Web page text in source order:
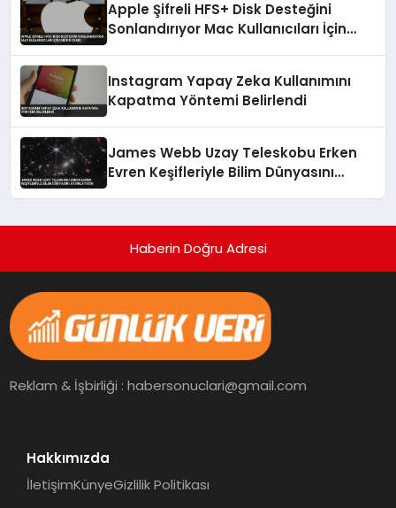
Apple Şifreli HFS+ Disk Desteğini
Sonlandırıyor Mac Kullanıcıları İçin
Instagram Yapay Zeka Kullanımını
Kapatma Yöntemi Belirlendi
James Webb Uzay Teleskobu Erken
Evren Keşifleriyle Bilim Dünyasını
Haberin Doğru Adresi
Reklam & İşbirliği : habersonuclari@gmail.com
Hakkımızda
İletişimKünyeGizlilik Politikası